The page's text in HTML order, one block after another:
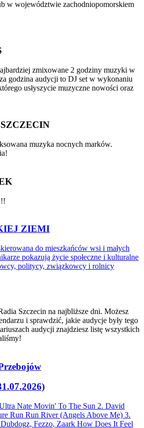
w województwie zachodniopomorskiem
zmixowane 2 godziny muzyki w
godzina audycji to DJ set w wykonaniu
usłyszycie muzyczne nowości oraz
muzyka nocnych marków.
ZIEMI
do mieszkańców wsi i małych
pokazują życie społeczne i kulturalne
politycy, związkowcy i rolnicy
Szczecin na najbliższe dni. Możesz
i sprawdzić, jakie audycje były tego
audycji znajdziesz listę wszystkich
Nate Movin' To The Sun 2. David
Run Run River (Angels Above Me) 3.
Fezzo, Zaark How Does It Feel